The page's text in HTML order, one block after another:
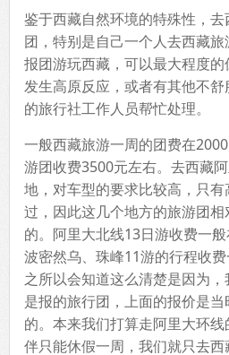
鉴于西藏自然环境的特殊性，
团，特别是自己一个人去西藏
报团游玩西藏，可以最大程度
发生高原反应，或者有其他不
的旅行社工作人员帮忙处理。
一般西藏旅游一周的团费在
游团收费3500元左右。去西藏
地，对车型的要求比较高，只
过，因此这几个地方的旅游团
的。阿里大北线13日游收费一
波密然乌、珠峰11游的行程收
之所以会知道这么清楚是因为
是报的旅行团，上面的报价是
的。本来我们打算走阿里大环
伴只能休假一周，我们就只去